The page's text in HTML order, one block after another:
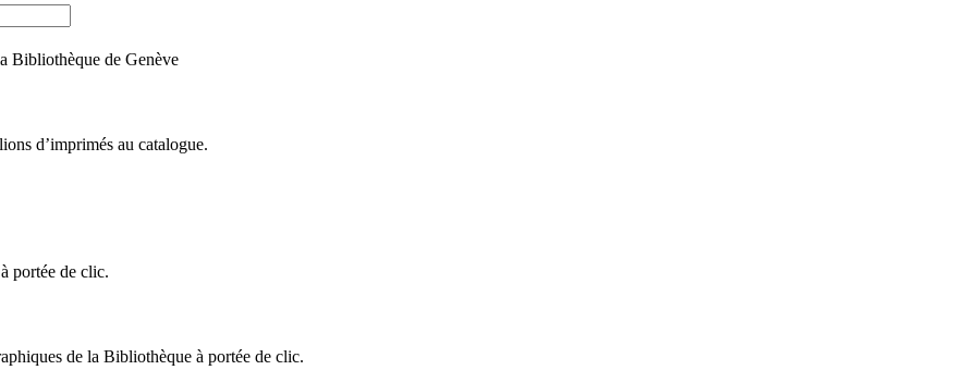
Bibliothèque de Genève
d’imprimés au catalogue.
portée de clic.
de la Bibliothèque à portée de clic.